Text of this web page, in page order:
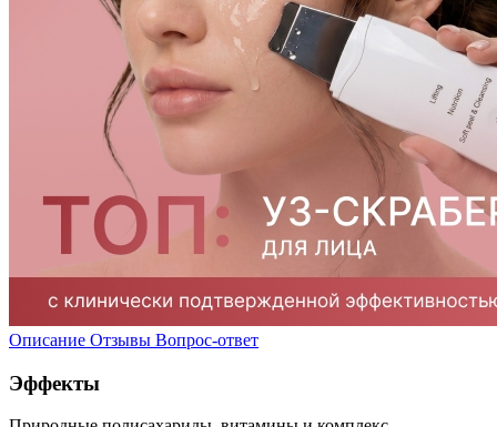
Описание Отзывы Вопрос-ответ
Эффекты